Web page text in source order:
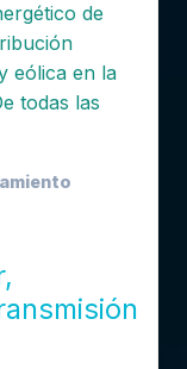
de
eólica en la
todas las